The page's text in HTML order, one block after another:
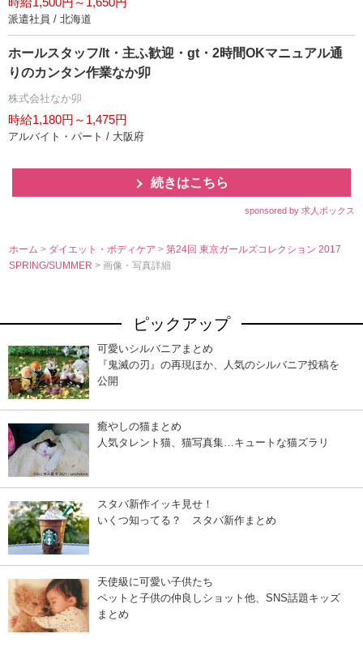
派遣社員 / 北海道
ホールスタッフ/lt・主ふ歓迎・gt・2時間OKマニュアル通
りのカンタン作業なか卯
株式会社なか卯
時給1,180円～1,475円
アルバイト・パート / 大阪府
続きはこちら
sponsored by 求人ボックス
ホーム > ダイエット・ボディケア>第24回 東京ガールズコレクション 2017
SPRING/SUMMER> 画像・写真詳細
ピックアップ
可愛いシルバニアまとめ
『鬼滅の刃』の再現ほか、人気のシルバニア投稿を
公開
癒やしの猫まとめ
人気タレント猫、猫写真集…キュートな猫ズラリ
スタバ新作イッキ見せ！
いくつ知ってる？ スタバ新作まとめ
天使級に可愛い子供たち
ペットと子供の仲良しショット他、SNS話題キッズ
まとめ